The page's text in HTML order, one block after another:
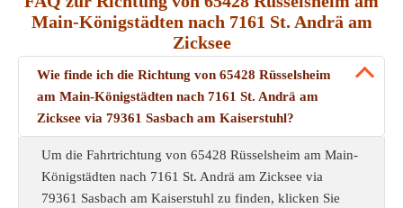
Main-Königstädten nach 7161 St. Andrä am
Zicksee
Wie finde ich die Richtung von 65428 Rüsselsheim
am Main-Königstädten nach 7161 St. Andrä am
Zicksee via 79361 Sasbach am Kaiserstuhl?
Um die Fahrtrichtung von 65428 Rüsselsheim am Main-
Königstädten nach 7161 St. Andrä am Zicksee via
79361 Sasbach am Kaiserstuhl zu finden, klicken Sie